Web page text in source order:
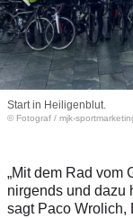
Start in Heiligenblut.
© Fotograf / mjk-
„Mit dem Rad vom
nirgends und dazu
sagt Paco Wrolich,